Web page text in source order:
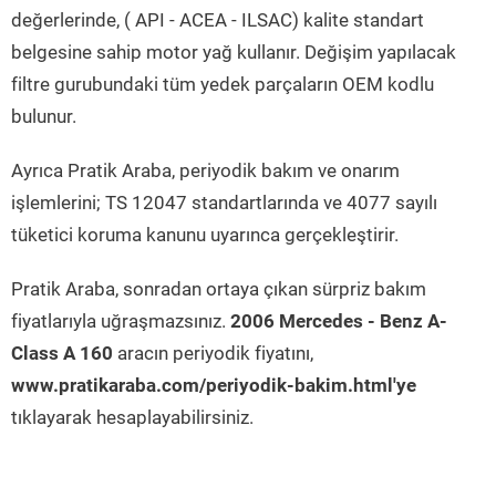
değerlerinde, ( API - ACEA - ILSAC) kalite standart
belgesine sahip motor yağ kullanır. Değişim yapılacak
filtre gurubundaki tüm yedek parçaların OEM kodlu
bulunur.
Ayrıca Pratik Araba, periyodik bakım ve onarım
işlemlerini; TS 12047 standartlarında ve 4077 sayılı
tüketici koruma kanunu uyarınca gerçekleştirir.
Pratik Araba, sonradan ortaya çıkan sürpriz bakım
fiyatlarıyla uğraşmazsınız. 2006 Mercedes - Benz A-
Class A 160 aracın periyodik fiyatını,
www.pratikaraba.com/periyodik-bakim.html'ye
tıklayarak hesaplayabilirsiniz.